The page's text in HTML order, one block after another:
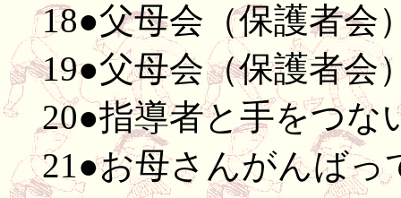
18●父母会（保護者会
19●父母会（保護者会
20●指導者と手をつな
21●お母さんがんばっ